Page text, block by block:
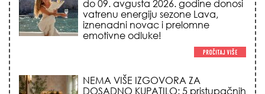
NEMA VIŠE IZGOVORA ZA
DOSADNO KUPATILO: 5 pristupačnih
detalja iz JYSK-a koji trenutno
centar!